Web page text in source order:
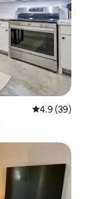
Calificación
4.9 (39)